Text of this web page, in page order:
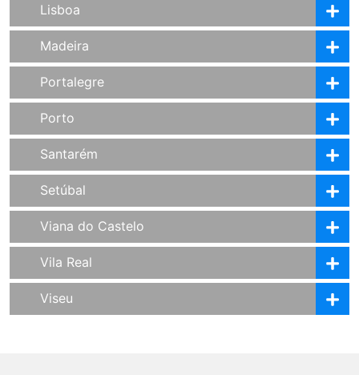
Lisboa
Madeira
Portalegre
Porto
Santarém
Setúbal
Viana do Castelo
Vila Real
Viseu